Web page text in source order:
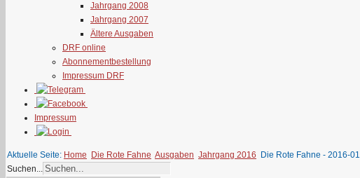
Jahrgang 2008
Jahrgang 2007
Ältere Ausgaben
DRF online
Abonnementbestellung
Impressum DRF
Impressum
Aktuelle Seite: Home Die Rote Fahne Ausgaben Jahrgang 2016
Die Rote Fahne - 2016-01
Suchen...